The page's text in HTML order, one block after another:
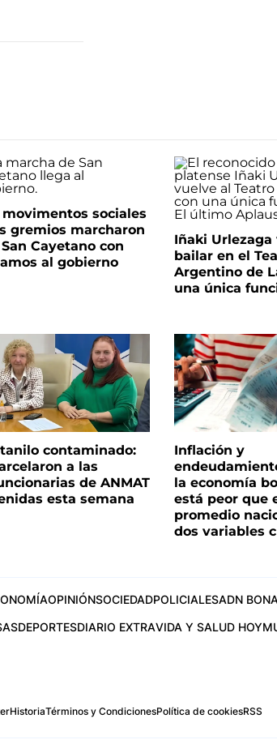
movimentos sociales
gremios marcharon
Cayetano con
al gobierno
Iñaki Urlezaga
bailar en el
Argentino de
una única
contaminado:
a las
de ANMAT
esta semana
Inflación y
la economía
está peor que
promedio
dos variables
OPINIÓNSOCIEDADPOLICIALESADN
DEPORTESDIARIO EXTRAVIDA Y SALUD HOY
HistoriaTérminos y CondicionesPolítica de cookiesRSS